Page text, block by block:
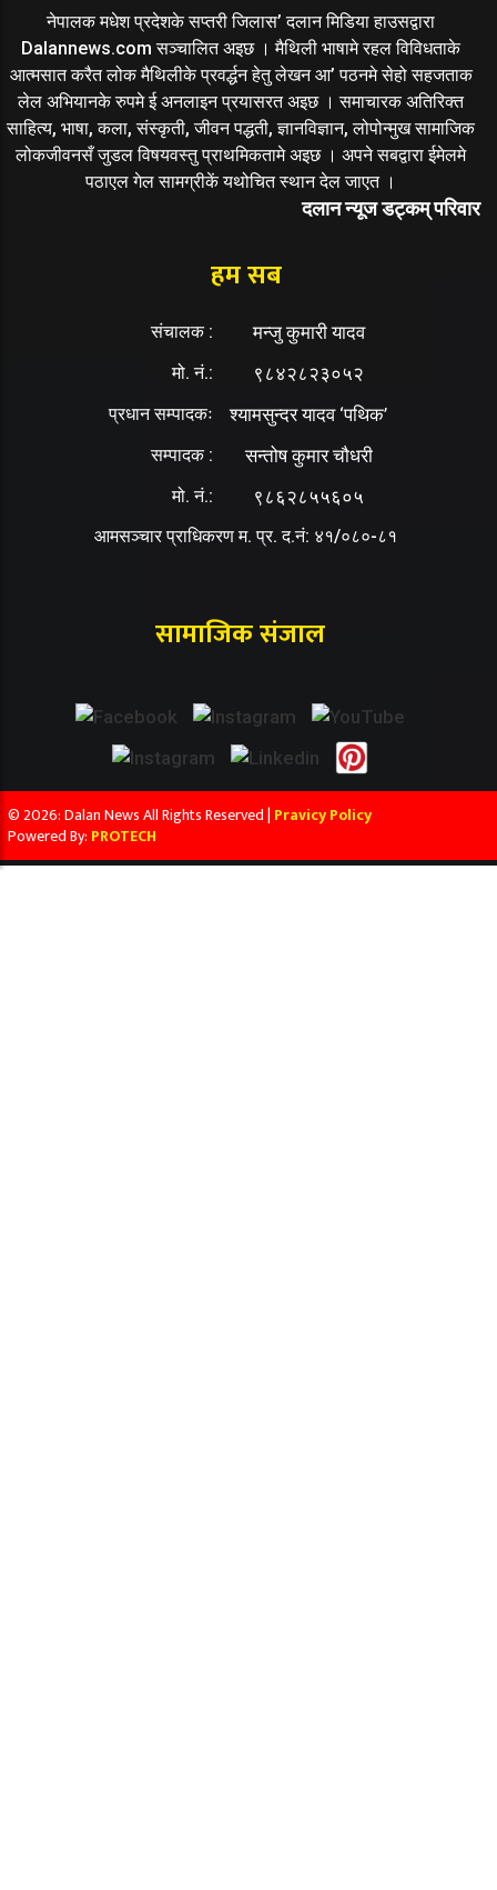
नेपालक मधेश प्रदेशके सप्तरी जिलास’ दलान मिडिया हाउसद्वारा
Dalannews.com सञ्चालित अइछ । मैथिली भाषामे रहल विविधताके
आत्मसात करैत लोक मैथिलीके प्रवर्द्धन हेतु लेखन आ’ पठनमे सेहो सहजताक
लेल अभियानके रुपमे ई अनलाइन प्रयासरत अइछ । समाचारक अतिरिक्त
साहित्य, भाषा, कला, संस्कृती, जीवन पद्धती, ज्ञानविज्ञान, लोपोन्मुख सामाजिक
लोकजीवनसँ जुडल विषयवस्तु प्राथमिकतामे अइछ । अपने सबद्वारा ईमेलमे
पठाएल गेल सामग्रीकें यथोचित स्थान देल जाएत ।
दलान न्यूज डट्कम् परिवार
हम सब
संचालक : मन्जु कुमारी यादव
मो. नं.: ९८४२८२३०५२
प्रधान सम्पादकः श्यामसुन्दर यादव ‘पथिक’
सम्पादक : सन्तोष कुमार चौधरी
मो. नं.: ९८६२८५५६०५
आमसञ्चार प्राधिकरण म. प्र. द.नं: ४१/०८०-८१
सामाजिक संजाल
© 2026: Dalan News All Rights Reserved | Pravicy Policy
Powered By: PROTECH